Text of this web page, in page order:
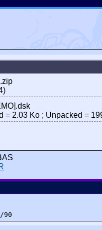
= 2.03 Ko ; Unpacked =
90